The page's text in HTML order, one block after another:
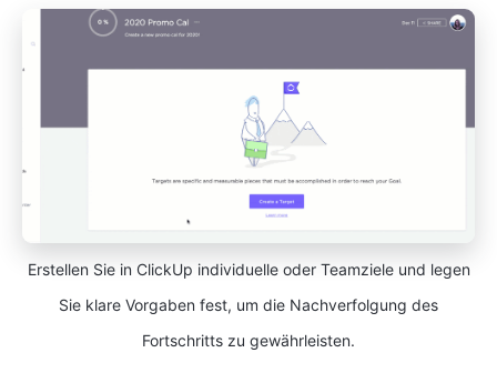
Erstellen Sie in ClickUp individuelle oder Teamziele und legen
Sie klare Vorgaben fest, um die Nachverfolgung des
Fortschritts zu gewährleisten.